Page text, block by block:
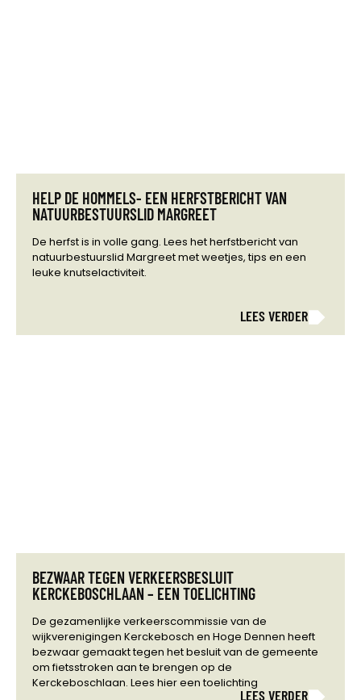
HELP DE HOMMELS- EEN HERFSTBERICHT VAN
NATUURBESTUURSLID MARGREET
De herfst is in volle gang. Lees het herfstbericht van
natuurbestuurslid Margreet met weetjes, tips en een
leuke knutselactiviteit.
LEES VERDER
BEZWAAR TEGEN VERKEERSBESLUIT
KERCKEBOSCHLAAN – EEN TOELICHTING
De gezamenlijke verkeerscommissie van de
wijkverenigingen Kerckebosch en Hoge Dennen heeft
bezwaar gemaakt tegen het besluit van de gemeente
om fietsstroken aan te brengen op de
Kerckeboschlaan. Lees hier een toelichting
LEES VERDER